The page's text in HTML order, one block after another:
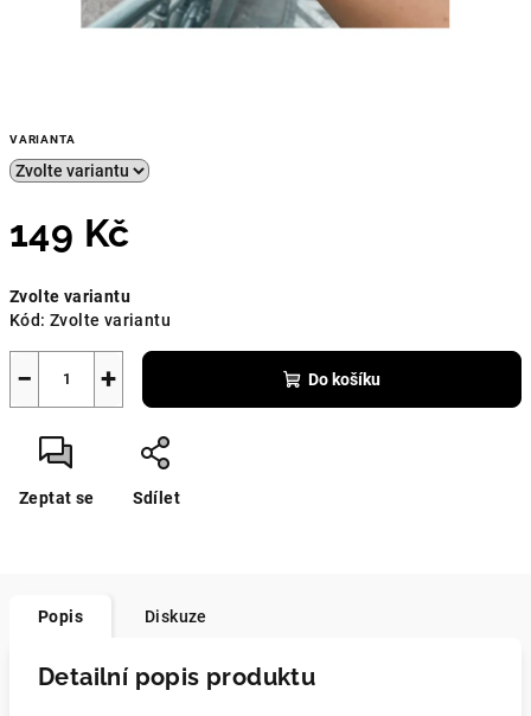
VARIANTA
149 Kč
cena:
Zvolte variantu
Kód: Zvolte variantu
+
− Do košíku
Zeptat se Sdílet
Popis Diskuze
Detailní popis produktu